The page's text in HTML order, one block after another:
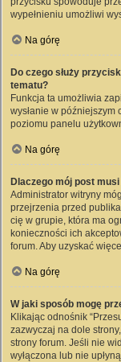
wypełnieniu umożliwi
Na górę
Do czego służy
tematu?
Funkcja ta umożliwia
wysłanie w późniejszym
poziomu panelu
Na górę
Dlaczego mój post
Administrator witryny
przejrzenia przed
cię w grupie, która ma
konieczności ich
forum. Aby uzyskać
Na górę
W jaki sposób mogę
Klikając odnośnik
zazwyczaj na dole
strony forum. Jeśli nie
wyłączona lub nie